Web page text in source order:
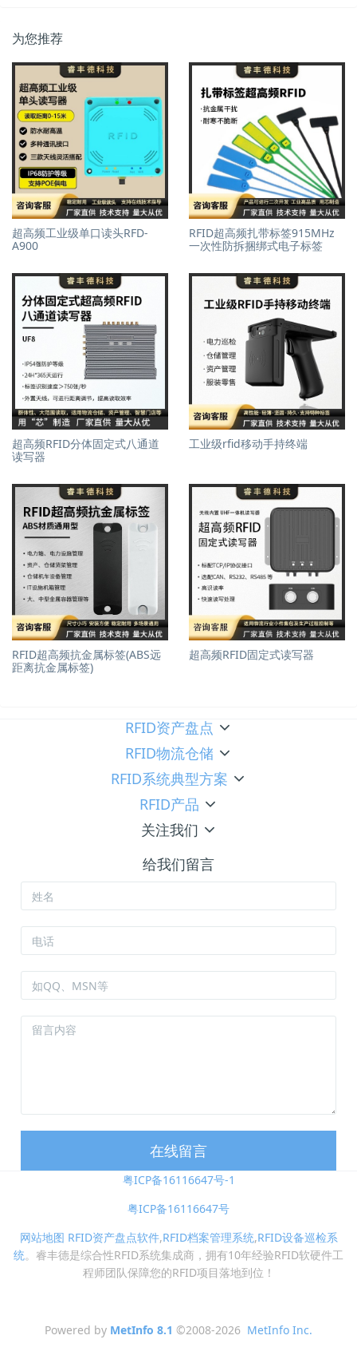
为您推荐
超高频工业级单口读头RFD-
A900
RFID超高频扎带标签915MHz
一次性防拆捆绑式电子标签
超高频RFID分体固定式八通道
读写器
工业级rfid移动手持终端
RFID超高频抗金属标签(ABS远
距离抗金属标签)
超高频RFID固定式读写器
RFID资产盘点
RFID物流仓储
RFID系统典型方案
RFID产品
关注我们
给我们留言
在线留言
粤ICP备16116647号-1
粤ICP备16116647号
网站地图 RFID资产盘点软件,RFID档案管理系统,RFID设备巡检系
统。睿丰德是综合性RFID系统集成商，拥有10年经验RFID软硬件工
程师团队保障您的RFID项目落地到位！
Powered by MetInfo 8.1 ©2008-2026 MetInfo Inc.